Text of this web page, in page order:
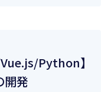
Python】
開発